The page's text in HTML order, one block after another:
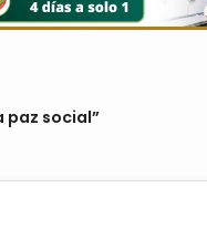
social”